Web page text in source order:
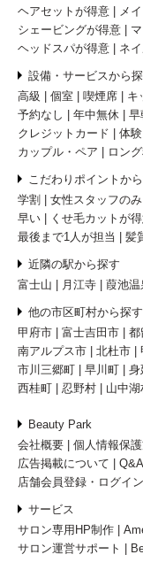
ヘアセットが得意
メ
シェービングが得意
ヘッドスパが得意
ネ
設備・サービスから
高級
個室 喫煙席 キ
予約なし
年中無休 早
クレジットカード
体験
カップル・ペア
ロン
こだわりポイントか
学割
女性スタッフのみ
早い
くせ毛カットが
最後まで1人が担当
髪
近隣の駅から探す
富士山
月江寺 葭池温
他の市区町村から探す
甲府市
富士吉田市 都
南アルプス市
北杜市
市川三郷町
早川町 身
西桂町
忍野村 山中湖
Beauty Park
会社概要
個人情報保
広告掲載について
店舗会員登録・ログイン
サービス
サロン専用HP制作
サロン運営サポート